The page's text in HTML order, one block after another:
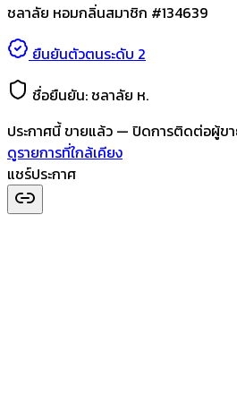
ชลาลัย หอมกลิ่นสมาชิก #134639
ยืนยันตัวตนระดับ 2
ชื่อยืนยัน:ชลาลัย ห.
ประกาศนี้ขายแล้ว — ปิดการติดต่อผู้ข
ดูรายการที่ใกล้เคียง
แชร์ประกาศ